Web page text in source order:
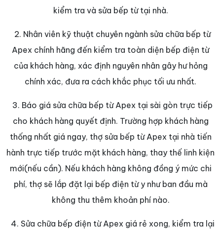
kiểm tra và sửa bếp từ tại nhà.
2. Nhân viên kỹ thuật chuyên ngành sửa chữa bếp từ
Apex chính hãng đến kiểm tra toàn diện bếp điện từ
của khách hàng, xác định nguyên nhân gây hư hỏng
chính xác, đưa ra cách khắc phục tối ưu nhất.
3. Báo giá sửa chữa bếp từ Apex tại sài gòn trực tiếp
cho khách hàng quyết định. Trường hợp khách hàng
thống nhất giá ngay, thợ sửa bếp từ Apex tại nhà tiến
hành trực tiếp trước mặt khách hàng, thay thế linh kiện
mới(nếu cần). Nếu khách hàng không đồng ý mức chi
phí, thợ sẽ lắp đặt lại bếp điện từ y như ban đầu mà
không thu thêm khoản phí nào.
4. Sửa chữa bếp điện từ Apex giá rẻ xong, kiểm tra lại